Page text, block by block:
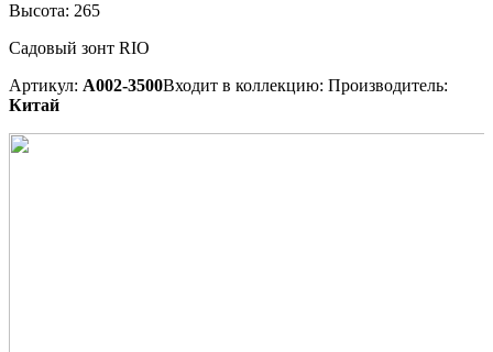
Высота: 265
Садовый зонт RIO
Артикул: А002-3500Входит в коллекцию: Производитель:
Китай